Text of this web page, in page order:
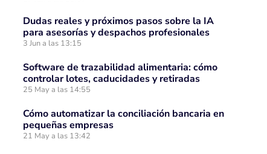
Dudas reales y próximos pasos sobre la IA
para asesorías y despachos profesionales
3 Jun a las 13:15
Software de trazabilidad alimentaria: cómo
controlar lotes, caducidades y retiradas
25 May a las 14:55
Cómo automatizar la conciliación bancaria en
pequeñas empresas
21 May a las 13:42